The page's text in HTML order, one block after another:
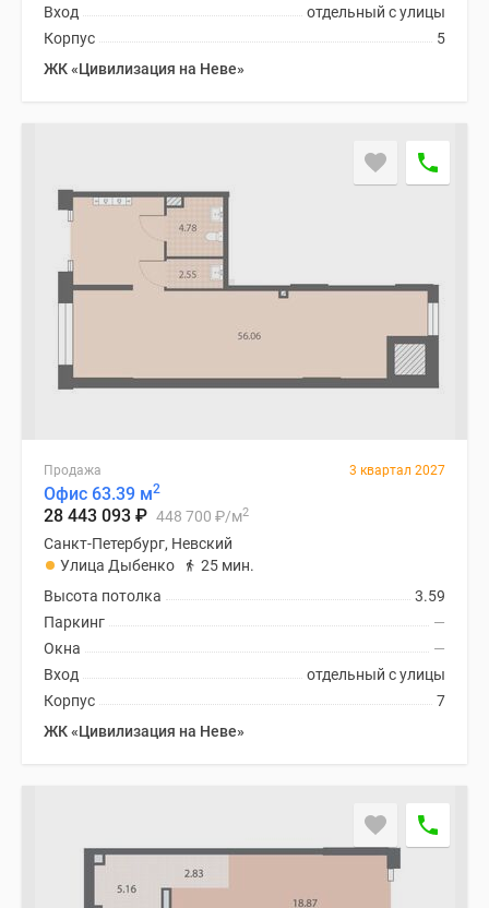
отдельный с улицы
Вход
5
Корпус
ЖК «Цивилизация на Неве»
Продажа 3 квартал 2027
Офис 63.39 м2
28 443 093 ₽ 448 700 ₽/м2
Санкт-Петербург, Невский
Улица Дыбенко
25 мин.
3.59
Высота потолка
—
Паркинг
—
Окна
отдельный с улицы
Вход
7
Корпус
ЖК «Цивилизация на Неве»